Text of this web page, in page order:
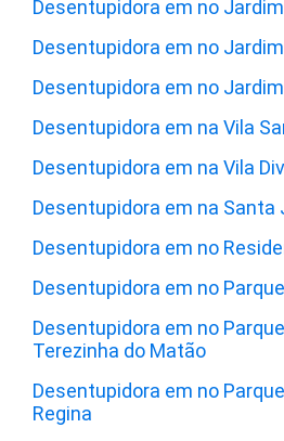
Desentupidora em no
Desentupidora em no
Desentupidora em no
Desentupidora em na Vila
Desentupidora em na Vila
Desentupidora em na Santa
Desentupidora em no
Desentupidora em no
Desentupidora em no
Terezinha do Matão
Desentupidora em no
Regina